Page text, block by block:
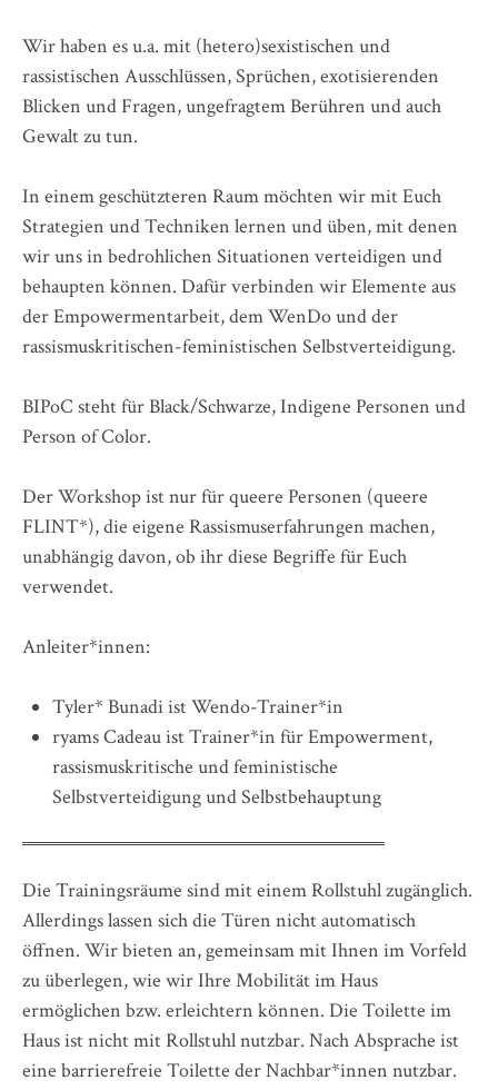
Wir haben es u.a. mit (hetero)sexistischen und
rassistischen Ausschlüssen, Sprüchen, exotisierenden
Blicken und Fragen, ungefragtem Berühren und auch
Gewalt zu tun.
In einem geschützteren Raum möchten wir mit Euch
Strategien und Techniken lernen und üben, mit denen
wir uns in bedrohlichen Situationen verteidigen und
behaupten können. Dafür verbinden wir Elemente aus
der Empowermentarbeit, dem WenDo und der
rassismuskritischen-feministischen Selbstverteidigung.
BIPoC steht für Black/Schwarze, Indigene Personen und
Person of Color.
Der Workshop ist nur für queere Personen (queere
FLINT*), die eigene Rassismuserfahrungen machen,
unabhängig davon, ob ihr diese Begriffe für Euch
verwendet.
Anleiter*innen:
Tyler* Bunadi ist Wendo-Trainer*in
ryams Cadeau ist Trainer*in für Empowerment,
rassismuskritische und feministische
Selbstverteidigung und Selbstbehauptung
Die Trainingsräume sind mit einem Rollstuhl zugänglich.
Allerdings lassen sich die Türen nicht automatisch
öffnen. Wir bieten an, gemeinsam mit Ihnen im Vorfeld
zu überlegen, wie wir Ihre Mobilität im Haus
ermöglichen bzw. erleichtern können. Die Toilette im
Haus ist nicht mit Rollstuhl nutzbar. Nach Absprache ist
eine barrierefreie Toilette der Nachbar*innen nutzbar.